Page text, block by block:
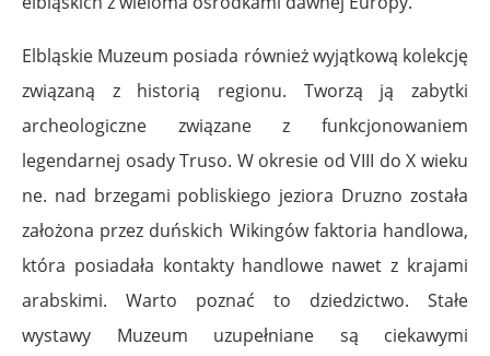
Elbląskie Muzeum posiada również wyjątkową kolekcję
związaną z historią regionu. Tworzą ją zabytki
archeologiczne związane z funkcjonowaniem
legendarnej osady Truso. W okresie od VIII do X wieku
ne. nad brzegami pobliskiego jeziora Druzno została
założona przez duńskich Wikingów faktoria handlowa,
która posiadała kontakty handlowe nawet z krajami
arabskimi. Warto poznać to dziedzictwo. Stałe
wystawy Muzeum uzupełniane są ciekawymi